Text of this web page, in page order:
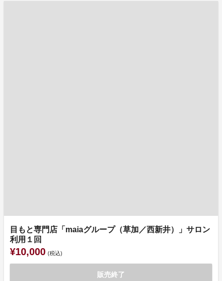
目もと専門店「maiaグループ（草加／西新井）」サロン
利用１回
¥10,000 (税込)
販売終了